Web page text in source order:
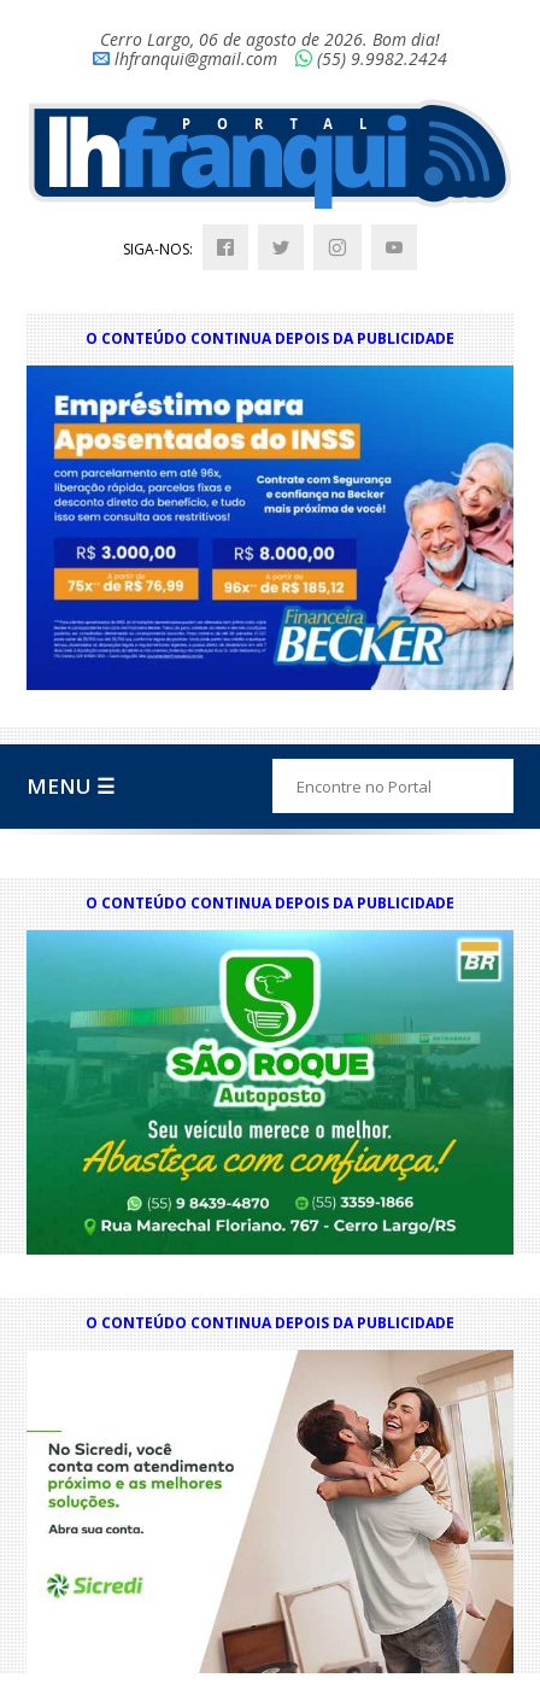
Cerro Largo, 06 de agosto de 2026. Bom dia!
lhfranqui@gmail.com
(55) 9.9982.2424
SIGA-NOS:
O CONTEÚDO CONTINUA DEPOIS DA PUBLICIDADE
MENU ☰
O CONTEÚDO CONTINUA DEPOIS DA PUBLICIDADE
O CONTEÚDO CONTINUA DEPOIS DA PUBLICIDADE